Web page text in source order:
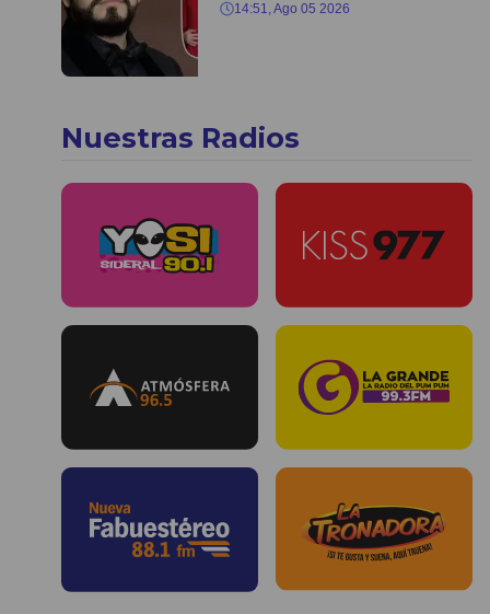
14:51, Ago 05 2026
Nuestras Radios